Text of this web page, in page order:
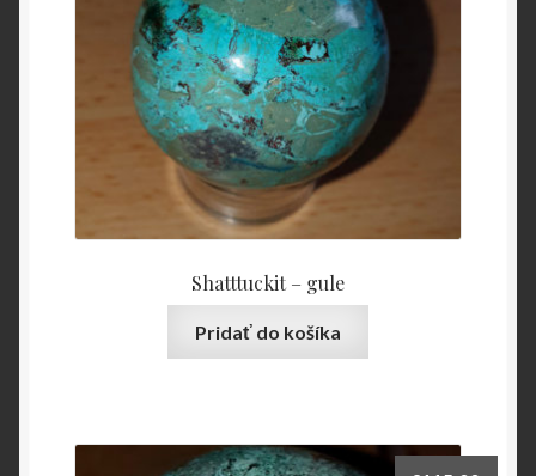
Shatttuckit – gule
Pridať do košíka